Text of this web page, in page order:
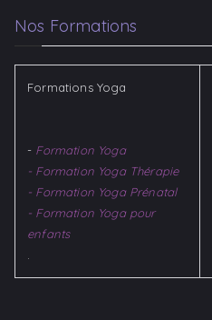
Nos Formations
Formations Yoga
- Formation Yoga
- Formation Yoga Thérapie
- Formation Yoga Prénatal
- Formation Yoga pour
enfants